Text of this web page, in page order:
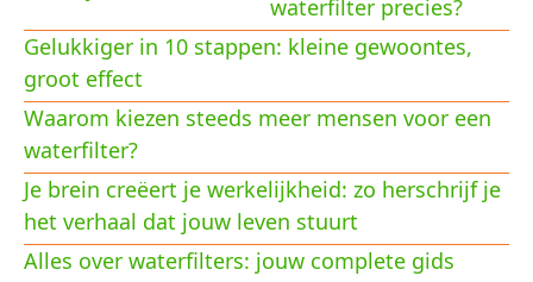
waterfilter precies?
Gelukkiger in 10 stappen: kleine gewoontes,
groot effect
Waarom kiezen steeds meer mensen voor een
waterfilter?
Je brein creëert je werkelijkheid: zo herschrijf je
het verhaal dat jouw leven stuurt
Alles over waterfilters: jouw complete gids